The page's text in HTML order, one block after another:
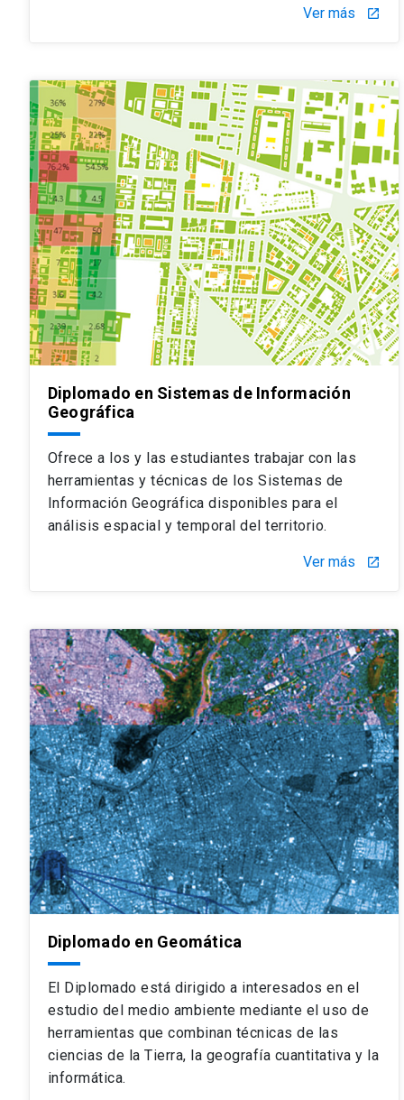
Ver más launch
Diplomado en Sistemas de Información
Geográfica
Ofrece a los y las estudiantes trabajar con las
herramientas y técnicas de los Sistemas de
Información Geográfica disponibles para el
análisis espacial y temporal del territorio.
Ver más launch
Diplomado en Geomática
El Diplomado está dirigido a interesados en el
estudio del medio ambiente mediante el uso de
herramientas que combinan técnicas de las
ciencias de la Tierra, la geografía cuantitativa y la
informática.